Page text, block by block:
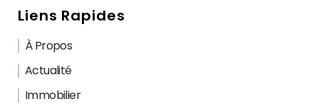
Liens Rapides
À Propos
Actualité
Immobilier